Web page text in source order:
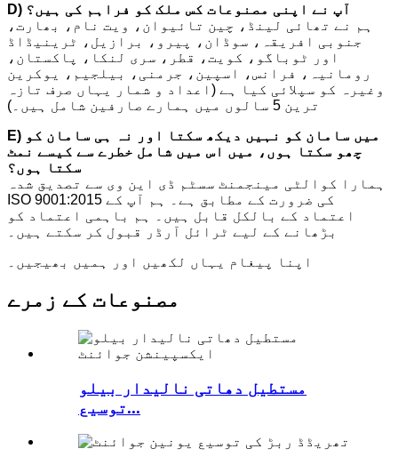
D) آپ نے اپنی مصنوعات کس ملک کو فراہم کی ہیں؟
ہم نے تھائی لینڈ، چین تائیوان، ویت نام، بھارت،
جنوبی افریقہ، سوڈان، پیرو، برازیل، ٹرینیڈاڈ
اور ٹوباگو، کویت، قطر، سری لنکا، پاکستان،
رومانیہ، فرانس، اسپین، جرمنی، بیلجیم، یوکرین
وغیرہ کو سپلائی کیا ہے (اعداد و شمار یہاں صرف تازہ
ترین 5 سالوں میں ہمارے صارفین شامل ہیں۔)
E) میں سامان کو نہیں دیکھ سکتا اور نہ ہی سامان کو
چھو سکتا ہوں، میں اس میں شامل خطرے سے کیسے نمٹ
سکتا ہوں؟
ہمارا کوالٹی مینجمنٹ سسٹم ڈی این وی سے تصدیق شدہ
ISO 9001:2015 کی ضرورت کے مطابق ہے۔ ہم آپ کے
اعتماد کے بالکل قابل ہیں۔ ہم باہمی اعتماد کو
بڑھانے کے لیے ٹرائل آرڈر قبول کر سکتے ہیں۔
اپنا پیغام یہاں لکھیں اور ہمیں بھیجیں۔
مصنوعات کے زمرے
مستطیل دھاتی نالیدار بیلو
توسیع...